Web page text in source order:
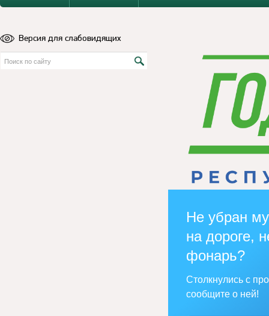
Версия для слабовидящих
Не убран
на дороге,
фонарь?
Столкнулись с
сообщите о ней!